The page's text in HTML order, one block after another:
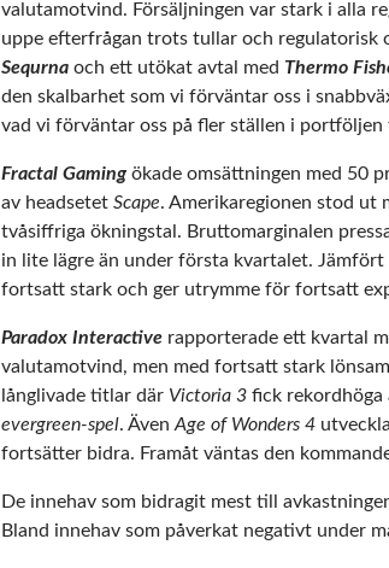
valutamotvind. Försäljningen var stark i alla
uppe efterfrågan trots tullar och regulatorisk
Sequrna och ett utökat avtal med Thermo
den skalbarhet som vi förväntar oss i
vad vi förväntar oss på fler ställen i portföljen
Fractal Gamingökade omsättningen med 50
av headsetet Scape. Amerikaregionen stod ut
tvåsiffriga ökningstal. Bruttomarginalen
in lite lägre än under första kvartalet.
fortsatt stark och ger utrymme för fortsatt
Paradox Interactive rapporterade ett kvartal
valutamotvind, men med fortsatt stark
långlivade titlar där Victoria 3 fick rekordhöga
evergreen-spel. Även Age of Wonders 4
fortsätter bidra. Framåt väntas den
De innehav som bidragit mest till
Bland innehav som påverkat negativt under